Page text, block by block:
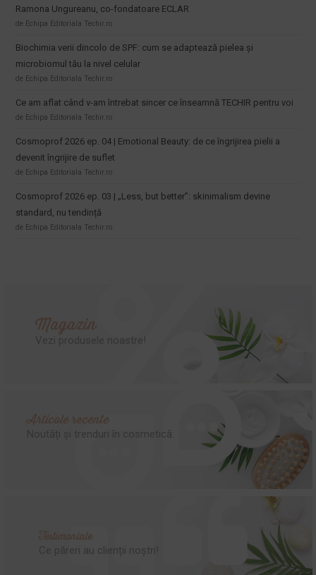
Ramona Ungureanu, co-fondatoare ECLAR
de Echipa Editoriala Techir.ro
Biochimia verii dincolo de SPF: cum se adaptează pielea și
microbiomul tău la nivel celular
de Echipa Editoriala Techir.ro
Ce am aflat când v-am întrebat sincer ce înseamnă TECHIR pentru voi
de Echipa Editoriala Techir.ro
Cosmoprof 2026 ep. 04 | Emotional Beauty: de ce îngrijirea pielii a
devenit îngrijire de suflet
de Echipa Editoriala Techir.ro
Cosmoprof 2026 ep. 03 | „Less, but better”: skinimalism devine
standard, nu tendință
de Echipa Editoriala Techir.ro
Magazin
Vezi produsele noastre!
Articole recente
Noutăți și trenduri în cosmetică.
Testimoniale
Ce păreri au clienții noștri!